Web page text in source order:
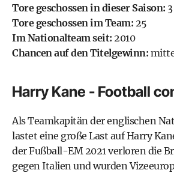
Tore geschossen in dieser Saison: 3
Tore geschossen im Team: 25
Im Nationalteam seit: 2010
Chancen auf den Titelgewinn:
Harry Kane - Football
Als Teamkapitän der englischen
lastet eine große Last auf Harry
der Fußball-EM 2021 verloren die
gegen Italien und wurden